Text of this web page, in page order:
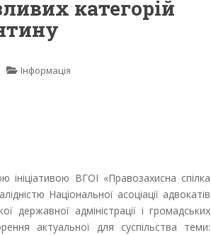
категорій
Інформація
ініціативою ВГОІ «Правозахисна спілка
Національної асоціації адвокатів
державної адміністрації і громадських
актуальної для суспільства теми: